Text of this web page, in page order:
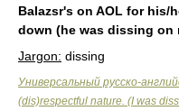
Balazsr's on AOL for his/
down (he was dissing on
Jargon: dissing
Универсальный русско-
(dis)respectful nature. (I was